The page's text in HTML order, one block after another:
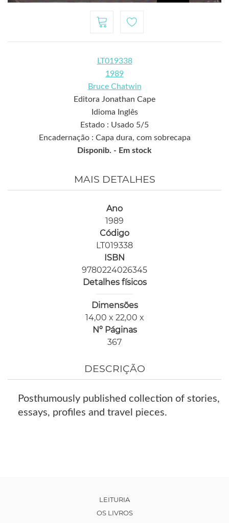
LT019338
1989
Bruce Chatwin
Editora Jonathan Cape
Idioma Inglês
Estado : Usado 5/5
Encadernação : Capa dura, com sobrecapa
Disponib. - Em stock
MAIS DETALHES
Ano
1989
Código
LT019338
ISBN
9780224026345
Detalhes físicos
Dimensões
14,00 x 22,00 x
Nº Páginas
367
DESCRIÇÃO
Posthumously published collection of stories,
essays, profiles and travel pieces.
LEITURIA
OS LIVROS